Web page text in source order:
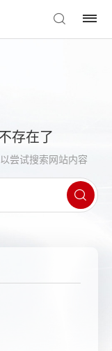
存在了
尝试搜索网站内容